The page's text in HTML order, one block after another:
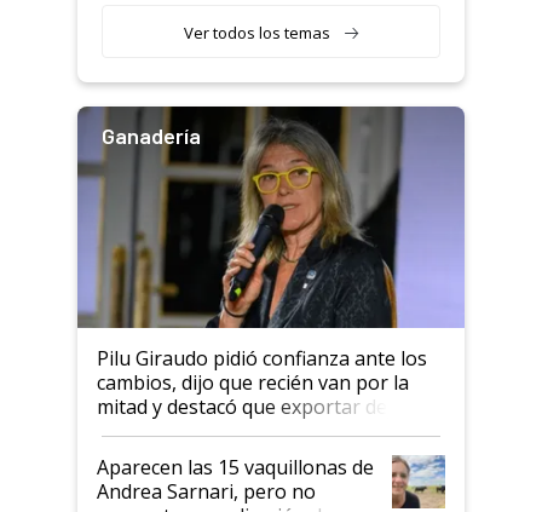
variedades que marcan un
salto tecnológico en genética y
Ver todos los temas
Ganadería
Pilu Giraudo pidió confianza ante los
cambios, dijo que recién van por la
mitad y destacó que exportar dejó de
ser "para unos pocos": "Tenemos un
mandato muy claro del gobierno
nacional"
Aparecen las 15 vaquillonas de
Andrea Sarnari, pero no